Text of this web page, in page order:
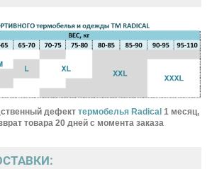
дефект термобелья Radical 1 месяц,
товара 20 дней с момента заказа